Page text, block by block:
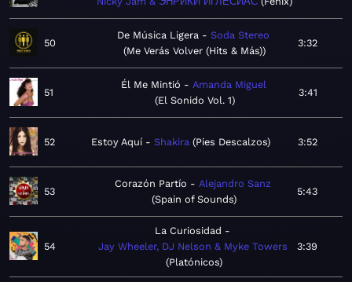
50
De Música Ligera
Soda Stereo
Me Verás Volver (Hits & Más)
3:32
51
Él Me Mintió
Amanda Miguel
El Sonido Vol. 1
3:41
52 Estoy Aquí Shakira Pies Descalzos 3:52
53
Corazón Partío
Alejandro Sanz
Spain of Sounds
5:43
54
La Curiosidad
Jay Wheeler, DJ Nelson & Myke Towers
Platónicos
3:39